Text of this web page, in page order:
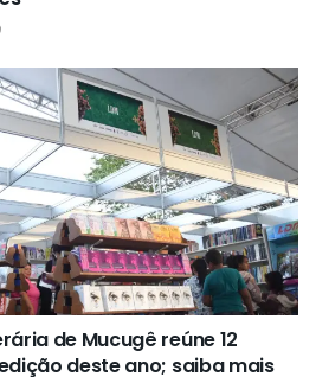
de Mucugê reúne 12
deste ano; saiba mais